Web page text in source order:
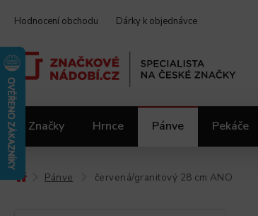
Hodnocení obchodu Dárky k objednávce
Značky Hrnce Pánve Pekáče
Pánve červená/granitový 28 cm ANO